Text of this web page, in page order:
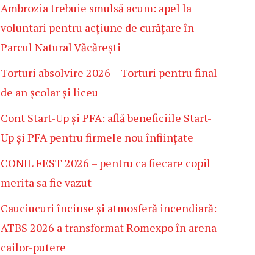
Ambrozia trebuie smulsă acum: apel la
voluntari pentru acțiune de curățare în
Parcul Natural Văcărești
Torturi absolvire 2026 – Torturi pentru final
de an școlar și liceu
Cont Start-Up și PFA: află beneficiile Start-
Up și PFA pentru firmele nou înființate
CONIL FEST 2026 – pentru ca fiecare copil
merita sa fie vazut
Cauciucuri încinse și atmosferă incendiară:
ATBS 2026 a transformat Romexpo în arena
cailor-putere